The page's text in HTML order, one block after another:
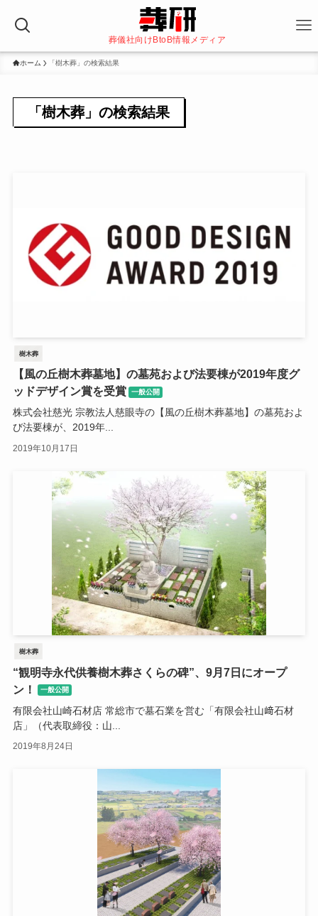
葬儀社向けBtoB情報メディア
ホーム 「樹木葬」の検索結果
「樹木葬」の検索結果
樹木葬
【風の丘樹木葬墓地】の墓苑および法要棟が2019年度グ
ッドデザイン賞を受賞
一般公開
株式会社慈光 宗教法人慈眼寺の【風の丘樹木葬墓地】の墓苑およ
び法要棟が、2019年...
2019年10月17日
樹木葬
“観明寺永代供養樹木葬さくらの碑”、9月7日にオープ
ン！
一般公開
有限会社山崎石材店 常総市で墓石業を営む「有限会社山﨑石材
店」（代表取締役：山...
2019年8月24日